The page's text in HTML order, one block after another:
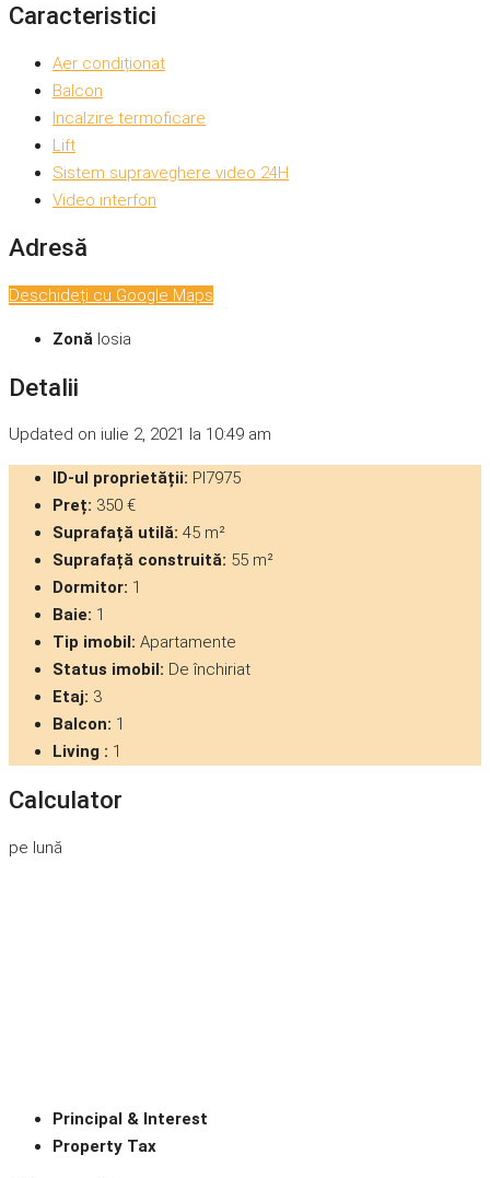
Caracteristici
Aer condiționat
Balcon
Incalzire termoficare
Lift
Sistem supraveghere video 24H
Video interfon
Adresă
Deschideți cu Google Maps
Zonă Iosia
Detalii
Updated on iulie 2, 2021 la 10:49 am
ID-ul proprietății: PI7975
Preț: 350 €
Suprafață utilă: 45 m²
Suprafață construită: 55 m²
Dormitor: 1
Baie: 1
Tip imobil: Apartamente
Status imobil: De închiriat
Etaj: 3
Balcon: 1
Living : 1
Calculator
pe lună
Principal & Interest
Property Tax